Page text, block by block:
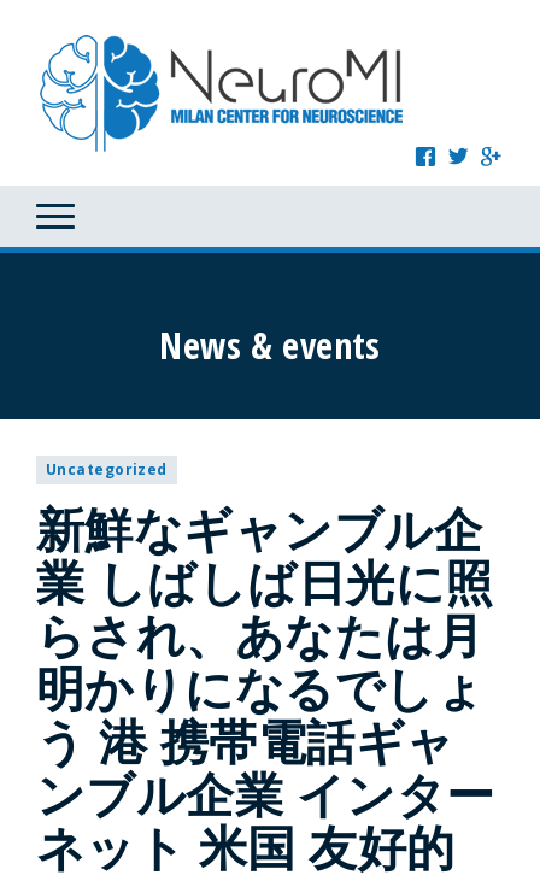
News & events
Uncategorized
新鮮なギャンブル企
業 しばしば日光に照
らされ、あなたは月
明かりになるでしょ
う 港 携帯電話ギャ
ンブル企業 インター
ネット 米国 友好的